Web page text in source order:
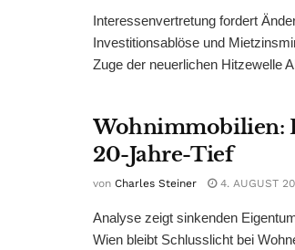
Interessenvertretung fordert
Investitionsablöse und
Zuge der neuerlichen Hitzewelle
Wohnimmobilien:
20-Jahre-Tief
von Charles Steiner 4. AUGUST
Analyse zeigt sinkenden
Wien bleibt Schlusslicht bei